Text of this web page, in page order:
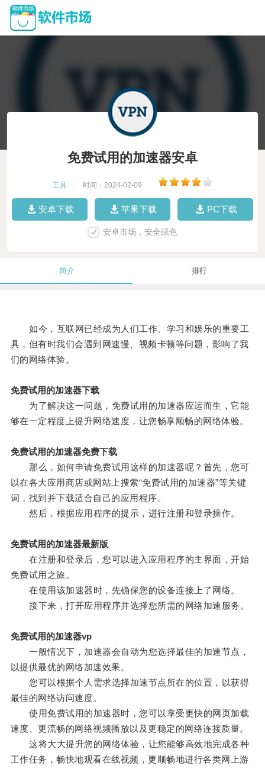
免费试用的加速器安卓
工具 时间：2024-02-09
安卓下载 苹果下载 PC下载
安卓市场，安全绿色
简介 排行
如今，互联网已经成为人们工作、学习和娱乐的重要工
具，但有时我们会遇到网速慢、视频卡顿等问题，影响了我
们的网络体验。
免费试用的加速器下载
为了解决这一问题，免费试用的加速器应运而生，它能
够在一定程度上提升网络速度，让您畅享顺畅的网络体验。
免费试用的加速器免费下载
那么，如何申请免费试用这样的加速器呢？首先，您可
以在各大应用商店或网站上搜索“免费试用的加速器”等关键
词，找到并下载适合自己的应用程序。
然后，根据应用程序的提示，进行注册和登录操作。
免费试用的加速器最新版
在注册和登录后，您可以进入应用程序的主界面，开始
免费试用之旅。
在使用该加速器时，先确保您的设备连接上了网络。
接下来，打开应用程序并选择您所需的网络加速服务。
免费试用的加速器vp
一般情况下，加速器会自动为您选择最佳的加速节点，
以提供最优的网络加速效果。
您可以根据个人需求选择加速节点所在的位置，以获得
最佳的网络访问速度。
使用免费试用的加速器时，您可以享受更快的网页加载
速度、更流畅的网络视频播放以及更稳定的网络连接质量。
这将大大提升您的网络体验，让您能够高效地完成各种
工作任务，畅快地观看在线视频，更顺畅地进行各类网上游